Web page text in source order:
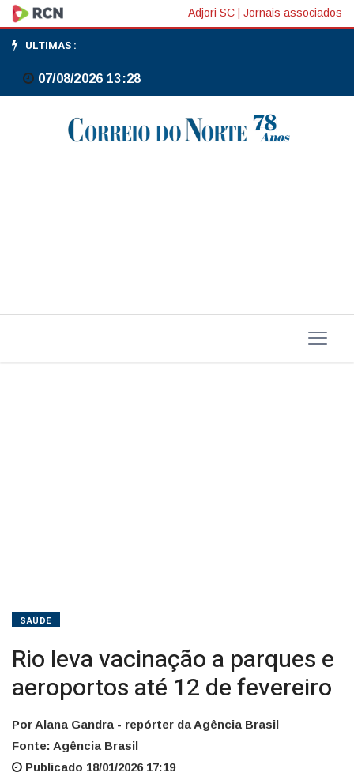
Rio
leva
vacinação
parques
de
Adjori SC Jornais associados
ULTIMAS :
07/08/2026 13:28
SAÚDE
Rio leva vacinação a parques e
aeroportos até 12 de fevereiro
Por Alana Gandra - repórter da Agência Brasil
Fonte: Agência Brasil
Publicado 18/01/2026 17:19